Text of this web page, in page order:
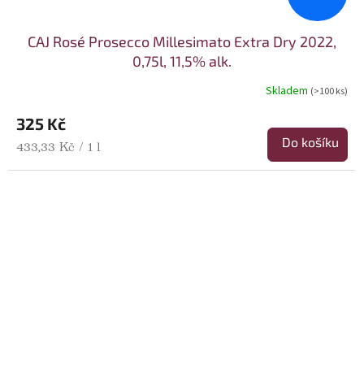
CAJ Rosé Prosecco Millesimato Extra Dry 2022,
0,75l, 11,5% alk.
Skladem (>100 ks)
325 Kč
Měrná cena:
433,33 Kč / 1 l Do košíku